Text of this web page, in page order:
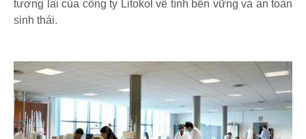
tương lai của công ty Litokol về tính bền vững và an toàn
sinh thái.